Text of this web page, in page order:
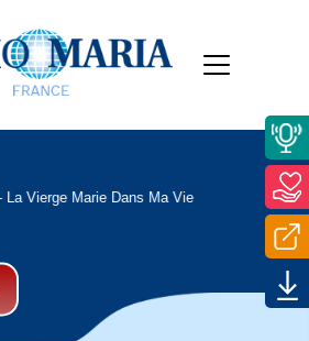
La Vierge Marie Dans Ma Vie